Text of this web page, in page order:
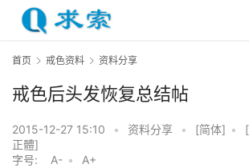
首页 戒色资料 资料分享
戒色后头发恢复总结帖
2015-12-27 15:10 • 资料分享 • [简体] •
正體]
字号:
A- • A+